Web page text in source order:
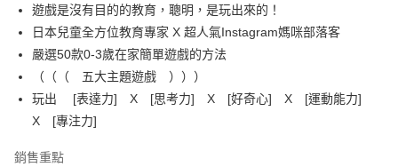
付款後全家取貨
每筆NT$60，滿NT$499(含以上)免運費
付款後7-11取貨
每筆NT$60，滿NT$499(含以上)免運費
宅配
每筆NT$100，滿NT$499(含以上)免運費
遊戲是沒有目的的教育，聰明，是玩出來的！
日本兒童全方位教育專家 X 超人氣Instagram媽咪部落客
嚴選50款0-3歲在家簡單遊戲的方法
（（（ 五大主題遊戲 ）））
玩出 [表達力] X [思考力] X [好奇心] X [運動能力]
X [專注力]
銷售重點